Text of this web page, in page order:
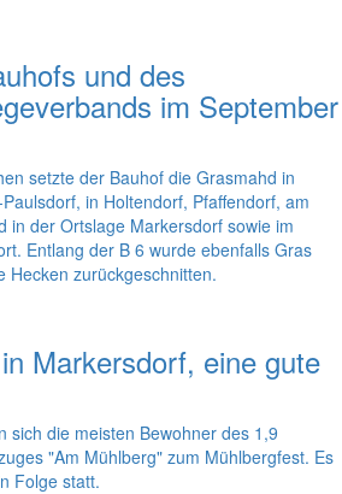
und des
im September
setzte der Bauhof die Grasmahd in
in Holtendorf, Pfaffendorf, am
in der Ortslage Markersdorf sowie im
Entlang der B 6 wurde ebenfalls Gras
Hecken zurückgeschnitten.
Markersdorf, eine gute
sich die meisten Bewohner des 1,9
"Am Mühlberg" zum Mühlbergfest. Es
Folge statt.